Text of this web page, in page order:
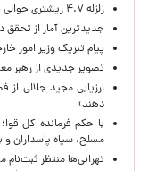
زلزله ۴.۷ ریشتری حوالی حسینیه در خوزستان را لرزاند
جدیدترین آمار از تحقق
پیام تبریک وزیر امور
تصویر جدیدی از رهبر
ارزیابی مجید جلالی
دهند»
با حکم فرمانده کل
مسلح، سپاه پاسداران
تهرانی‌ها منتظر